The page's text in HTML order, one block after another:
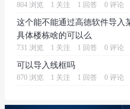
804 浏览 1 关注 1 回答 0 评论
这个能不能通过高德软件导入
具体楼栋啥的可以么
731 浏览 1 关注 1 回答 0 评论
可以导入线框吗
870 浏览 1 关注 1 回答 0 评论